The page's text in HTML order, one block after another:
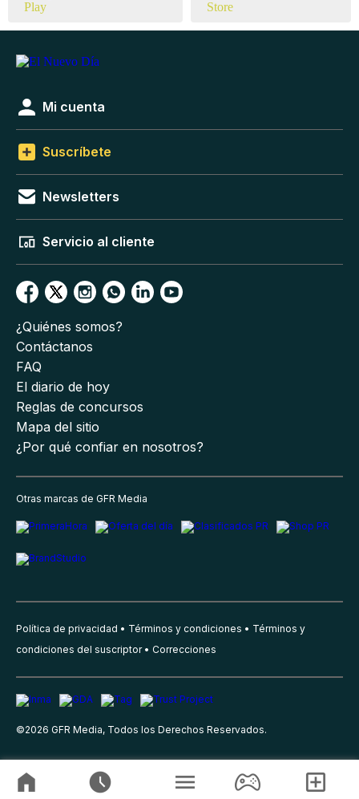
Mi cuenta
Suscríbete
Newsletters
Servicio al cliente
¿Quiénes somos?
Contáctanos
FAQ
El diario de hoy
Reglas de concursos
Mapa del sitio
¿Por qué confiar en nosotros?
Otras marcas de GFR Media
Política de privacidad Términos y condiciones
Términos y
condiciones del suscriptor
Correcciones
©2026 GFR Media, Todos los Derechos Reservados.